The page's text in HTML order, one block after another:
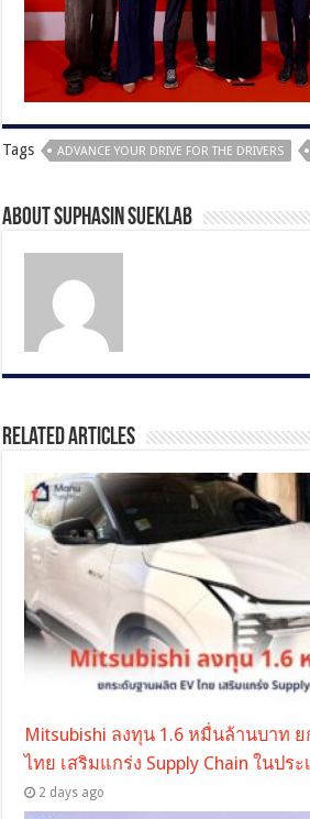
Tags ADVANCE YOUR DRIVE FOR THE DRIVERS
About Suphasin Sueklab
Related Articles
Mitsubishi ลงทุน 1.6 หมื่นล้านบาท
ไทย เสริมแกร่ง Supply Chain ในประ
2 days ago